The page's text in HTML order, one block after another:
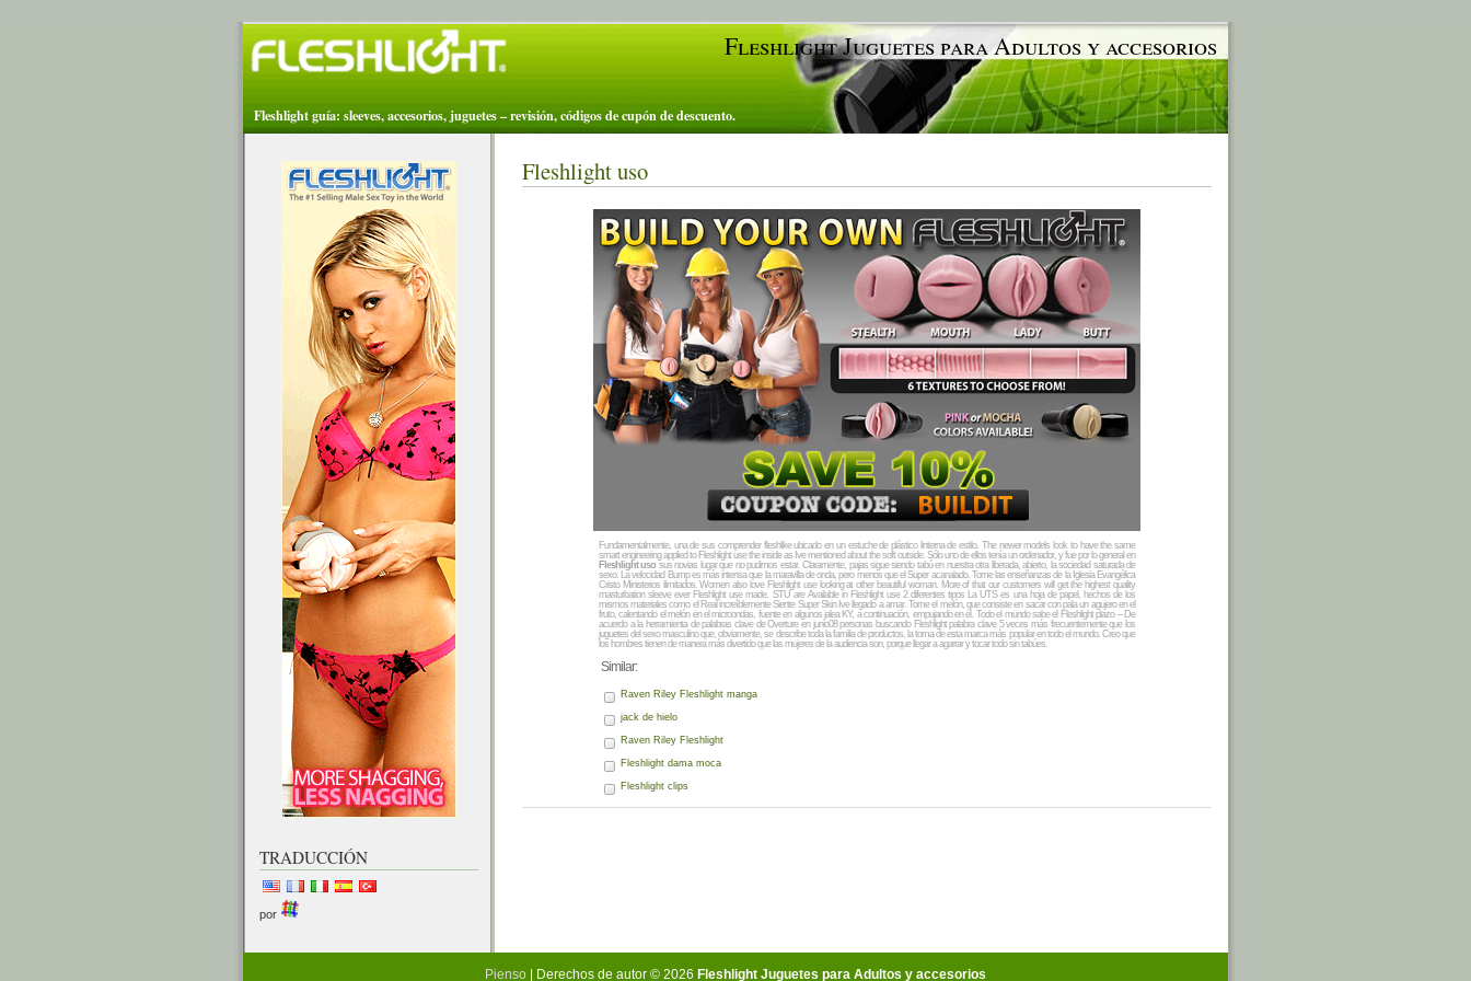
Fleshlight Juguetes para Adultos y accesorios
Fleshlight guía: sleeves, accesorios, juguetes – revisión, códigos de cupón de descuento.
Fleshlight uso
Fundamentalmente, una de sus comprender fleshlike ubicado en un estuche de plástico linterna de estilo. The newer models look to have the same
smart engineering applied to Fleshlight use the inside as Ive mentioned about the soft outside. Sólo uno de ellos tenía un ordenador, y fue por lo general en
Fleshlight uso sus novias lugar que no pudimos estar. Claramente, pajas sigue siendo tabú en nuestra otra liberada, abierto, la sociedad saturada de
sexo. La velocidad Bump es más intensa que la maravilla de onda, pero menos que el Super acanalado. Tome las enseñanzas de la Iglesia Evangélica
Cristo Ministerios ilimitados.Women also love Fleshlight use looking at other beautiful woman. More of that our customers will get the highest quality
masturbation sleeve ever Fleshlight use made. STU are Available in Fleshlight use2 diferentes tipos La UTS es una hoja de papel, hechos de los
mismos materiales como el Real increíblemente Siente Super Skin Ive llegado a amar. Tome el melón, que consiste en sacar con pala un agujero en el
fruto, calentando el melón en el microondas, fuente en algunos jalea KY, a continuación, empujando en él. Todo el mundo sabe el Fleshlight plazo – De
acuerdo a la herramienta de palabras clave de Overture en junio08 personas buscando Fleshlight palabra clave 5 veces más frecuentemente que los
juguetes del sexo masculino que, obviamente, se describe toda la familia de productos, la toma de esta marca más popular en todo el mundo. Creo que
los hombres tienen de manera más divertido que las mujeres de la audiencia son, porque llegar a agarrar y tocar todo sin tabúes.
Similar:
Raven Riley Fleshlight manga
jack de hielo
Raven Riley Fleshlight
Fleshlight dama moca
Fleshlight clips
TRADUCCIÓN
por
Pienso | Derechos de autor © 2026 Fleshlight Juguetes para Adultos y accesorios